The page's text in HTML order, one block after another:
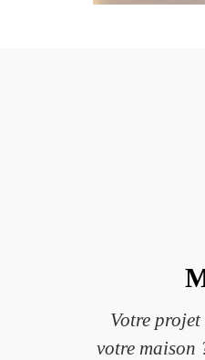
Votre
votre maison